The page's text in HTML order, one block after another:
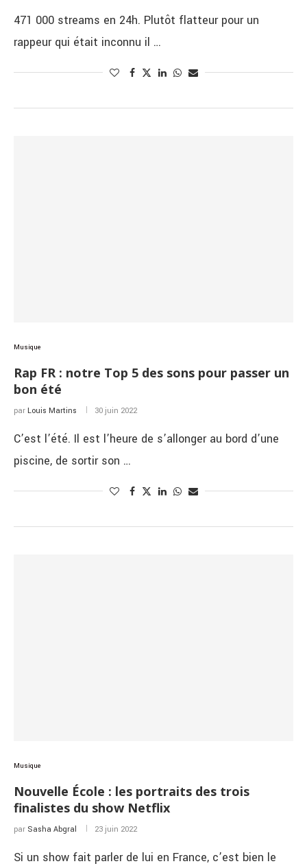
471 000 streams en 24h. Plutôt flatteur pour un
rappeur qui était inconnu il …
Musique
Rap FR : notre Top 5 des sons pour passer un
bon été
par Louis Martins 30 juin 2022
C’est l’été. Il est l’heure de s’allonger au bord d’une
piscine, de sortir son …
Musique
Nouvelle École : les portraits des trois
finalistes du show Netflix
par Sasha Abgral 23 juin 2022
Si un show fait parler de lui en France, c’est bien le